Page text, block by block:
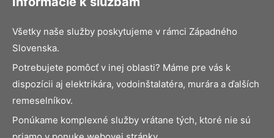
Všetky naše služby poskytujeme v rámci Západného
Slovenska.
Potrebujete pomôcť v inej oblasti? Máme pre vás k
dispozícii aj elektrikára, vodoinštalatéra, murára a ďalších
remeselníkov.
Ponúkame komplexné služby vrátane tých, ktoré nie sú